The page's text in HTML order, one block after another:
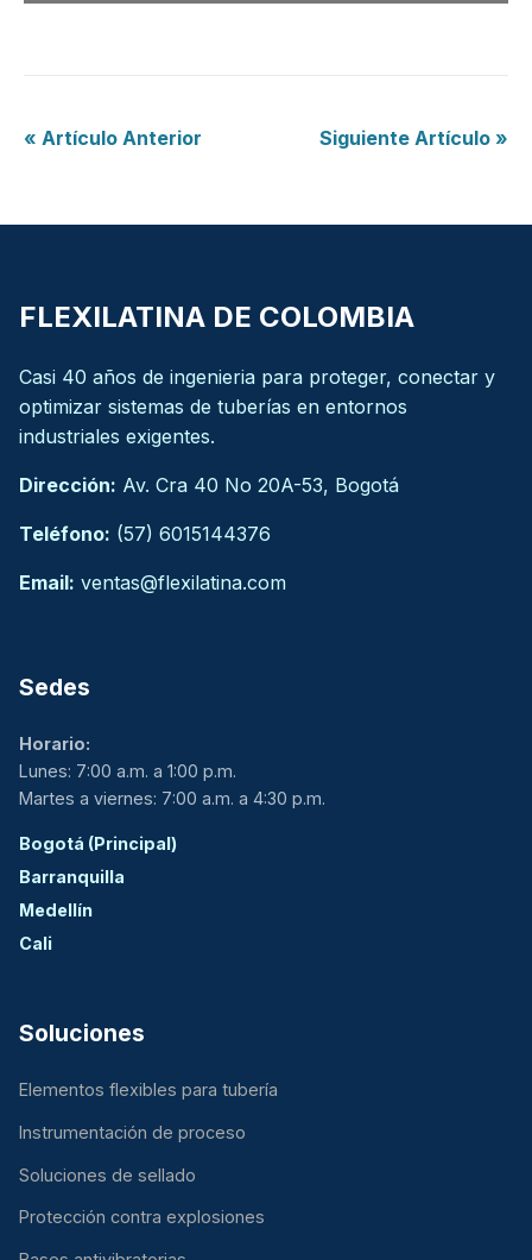
« Artículo Anterior Siguiente Artículo »
FLEXILATINA DE COLOMBIA
Casi 40 años de ingenieria para proteger, conectar y
optimizar sistemas de tuberías en entornos
industriales exigentes.
Dirección: Av. Cra 40 No 20A-53, Bogotá
Teléfono: (57) 6015144376
Email: ventas@flexilatina.com
Sedes
Horario:
Lunes: 7:00 a.m. a 1:00 p.m.
Martes a viernes: 7:00 a.m. a 4:30 p.m.
Bogotá (Principal)
Barranquilla
Medellín
Cali
Soluciones
Elementos flexibles para tubería
Instrumentación de proceso
Soluciones de sellado
Protección contra explosiones